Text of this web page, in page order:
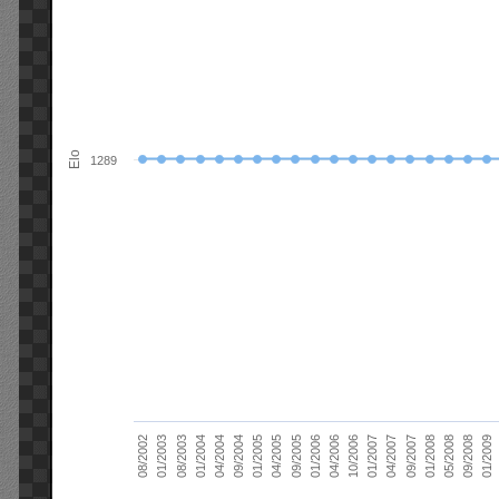
Elo
08/2002 01/2003 08/2003 01/2004 04/2004 09/2004 01/2005 04/2005 09/2005 01/2006 04/2006 10/2006 01/2007 04/2007 09/2007 01/2008 05/2008 09/2008 01/2009
1289